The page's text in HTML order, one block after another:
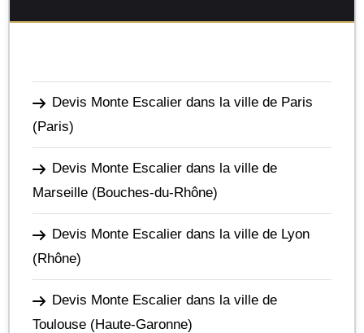
Devis Monte Escalier dans la ville de Paris
(Paris)
Devis Monte Escalier dans la ville de
Marseille (Bouches-du-Rhône)
Devis Monte Escalier dans la ville de Lyon
(Rhône)
Devis Monte Escalier dans la ville de
Toulouse (Haute-Garonne)